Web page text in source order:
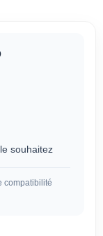
souhaitez
compatibilité